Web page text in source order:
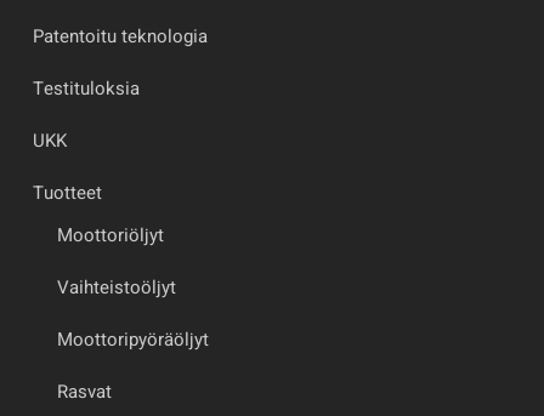
Patentoitu teknologia
Testituloksia
UKK
Tuotteet
Moottoriöljyt
Vaihteistoöljyt
Moottoripyöräöljyt
Rasvat